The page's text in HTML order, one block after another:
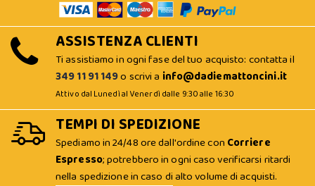
ASSISTENZA CLIENTI
Ti assistiamo in ogni fase del tuo acquisto: contatta il
349 11 91 149o scrivi a info@dadiemattoncini.it
Attivo dal Lunedì al Venerdì dalle 9:30 alle 16:30
TEMPI DI SPEDIZIONE
Spediamo in 24/48 ore dall'ordine con Corriere
Espresso; potrebbero in ogni caso verificarsi ritardi
nella spedizione in caso di alto volume di acquisti.